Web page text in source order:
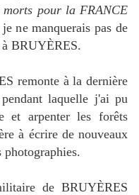
pour la FRANCE
ne manquerais pas de
BRUYÈRES.
remonte à la dernière
laquelle j'ai pu
et arpenter les forêts
à écrire de nouveaux
photographies.
de BRUYÈRES